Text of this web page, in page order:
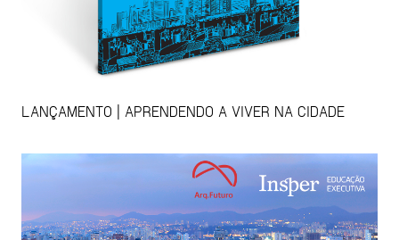
LANÇAMENTO | APRENDENDO A VIVER NA CIDADE